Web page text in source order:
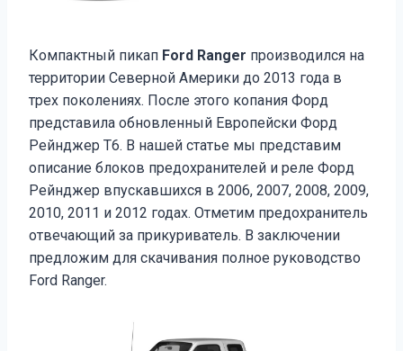
Компактный пикап Ford Ranger производился на
территории Северной Америки до 2013 года в
трех поколениях. После этого копания Форд
представила обновленный Европейски Форд
Рейнджер Т6. В нашей статье мы представим
описание блоков предохранителей и реле Форд
Рейнджер впускавшихся в 2006, 2007, 2008, 2009,
2010, 2011 и 2012 годах. Отметим предохранитель
отвечающий за прикуриватель. В заключении
предложим для скачивания полное руководство
Ford Ranger.